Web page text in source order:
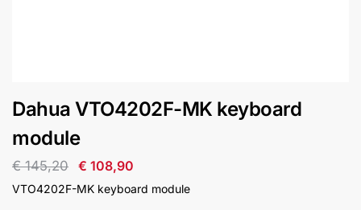
&
Intercom
Branddetectie
Dahua VTO4202F-MK keyboard
module
€145,20 € 108,90
VTO4202F-MK keyboard module